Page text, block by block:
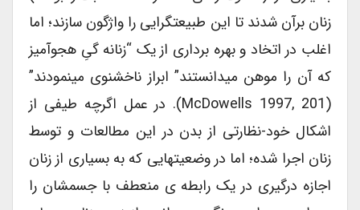
زنان برآن شدند تا این طبیعتگرایی را واژگون سازند؛ اما
اغلب در اتخاد و بهره برداری از یک “زنانه گیِ هجوآمیز
که آن را موهن میدانستند” ابراز ناخشنوی مینمودند”
(McDowells 1997, 201). در عمل اگرچه طیفی از
اشکال خود-نظارتی از بدن در این مطالعات و توسط
زنان اجرا شده؛ اما در وضعیتهایی که به بسیاری از زنان
اجازه درگیری در یک رابطه ی منعطف با جسمشان را